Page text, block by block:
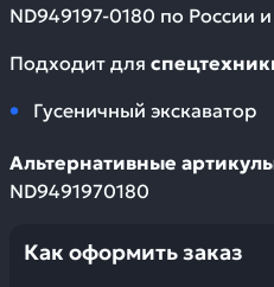
ND949197-0180 по России
Подходит для
Гусеничный экскаватор
Альтернативные
ND9491970180
Как оформить заказ